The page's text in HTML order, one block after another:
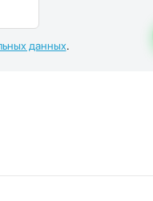
данных.